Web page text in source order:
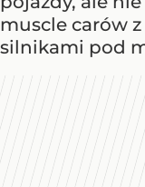
muscle carów
silnikami pod